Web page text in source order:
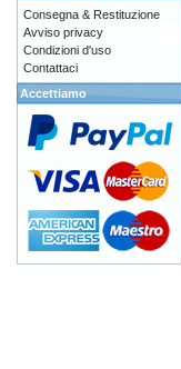
Consegna & Restituzione
Avviso privacy
Condizioni d'uso
Contattaci
Accettiamo